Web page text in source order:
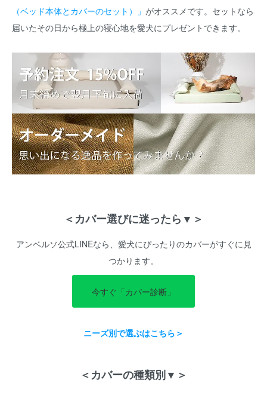
（ベッド本体とカバーのセット）」 がオススメです。セットなら
届いたその日から極上の寝心地を愛犬にプレゼントできます。
＜カバー選びに迷ったら▼＞
アンベルソ公式LINEなら、愛犬にぴったりのカバーがすぐに見
つかります。
今すぐ「カバー診断」
ニーズ別で選ぶはこちら＞
＜カバーの種類別▼＞